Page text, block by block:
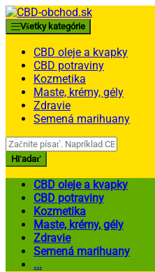
Skip
to
navigation
Skip
to
content
Všetky kategórie
CBD oleje a kvapky
CBD potraviny
Kozmetika
Maste, krémy, gély
Zdravie
Semená marihuany
Search
for:
Hľadať
CBD oleje a kvapky
CBD potraviny
Kozmetika
Maste, krémy, gély
Zdravie
Semená marihuany
...